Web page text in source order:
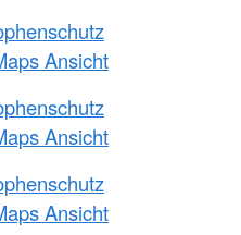
Ansicht
Ansicht
Ansicht